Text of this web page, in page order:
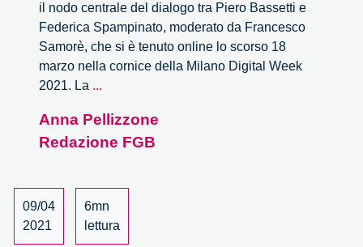
il nodo centrale del dialogo tra Piero Bassetti e
Federica Spampinato, moderato da Francesco
Samorè, che si è tenuto online lo scorso 18
marzo nella cornice della Milano Digital Week
2021. La ...
strumento
per
nel
cambiamento
Anna Pellizzone
Redazione FGB
09/04
2021
6mn
lettura